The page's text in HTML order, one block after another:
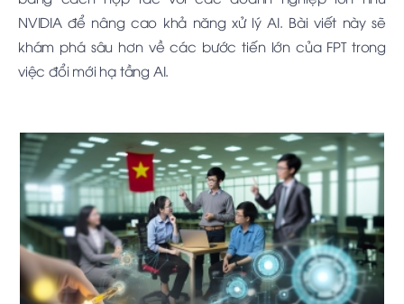
NVIDIA để nâng cao khả năng xử lý AI. Bài viết này sẽ
khám phá sâu hơn về các bước tiến lớn của FPT trong
việc đổi mới hạ tầng AI.